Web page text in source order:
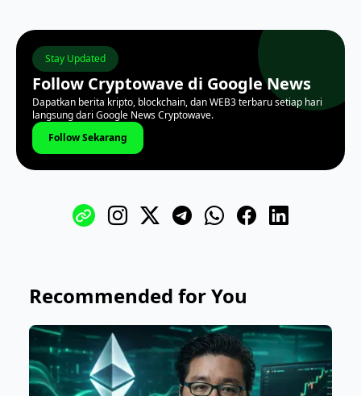
Stay Updated
Follow Cryptowave di Google News
Dapatkan berita kripto, blockchain, dan WEB3 terbaru setiap hari
langsung dari Google News Cryptowave.
Follow Sekarang
Recommended for You